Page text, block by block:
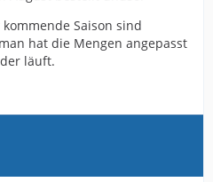
Saison sind
hat die Mengen angepasst
läuft.